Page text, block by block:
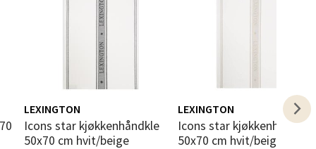
LEXINGTON
Icons star kjøkkenhåndkle
50x70 cm hvit/beige
LEXINGTON
Icons star kjøkkenhåndkle
50x70 cm hvit/beige